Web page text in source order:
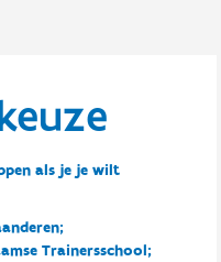
als je je wilt
Trainersschool;